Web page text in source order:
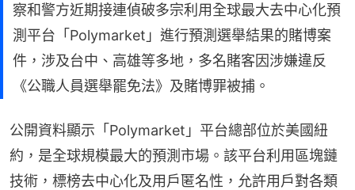
察和警方近期接連偵破多宗利用全球最大去中心化預
測平台「Polymarket」進行預測選舉結果的賭博案
件，涉及台中、高雄等多地，多名賭客因涉嫌違反
《公職人員選舉罷免法》及賭博罪被捕。
公開資料顯示「Polymarket」平台總部位於美國紐
約，是全球規模最大的預測市場。該平台利用區塊鏈
技術，標榜去中心化及用戶匿名性，允許用戶對各類